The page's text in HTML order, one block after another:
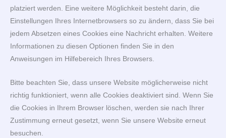
platziert werden. Eine weitere Möglichkeit besteht darin, die
Einstellungen Ihres Internetbrowsers so zu ändern, dass Sie bei
jedem Absetzen eines Cookies eine Nachricht erhalten. Weitere
Informationen zu diesen Optionen finden Sie in den
Anweisungen im Hilfebereich Ihres Browsers.
Bitte beachten Sie, dass unsere Website möglicherweise nicht
richtig funktioniert, wenn alle Cookies deaktiviert sind. Wenn Sie
die Cookies in Ihrem Browser löschen, werden sie nach Ihrer
Zustimmung erneut gesetzt, wenn Sie unsere Website erneut
besuchen.